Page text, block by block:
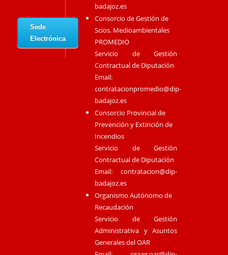
Sede
Electrónica
badajoz.es
Consorcio de Gestión de
Scios. Medioambientales
PROMEDIO
Servicio de Gestión
Contractual de Diputación
Email:
contratacionpromedio@dip-
badajoz.es
Consorcio Provincial de
Prevención y Extinción de
Incendios
Servicio de Gestión
Contractual de Diputación
Email:contratacion@dip-
badajoz.es
Organismo Autónomo de
Recaudación
Servicio de Gestión
Administrativa y Asuntos
Generales del OAR